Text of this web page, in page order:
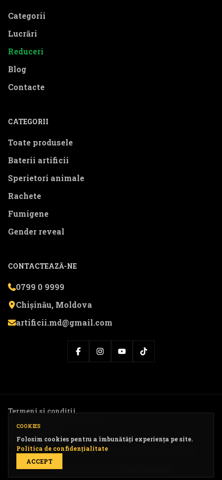
Categorii
Lucrări
Reduceri
Blog
Contacte
CATEGORII
Toate produsele
Baterii artificii
Sperietori animale
Rachete
Fumigene
Gender reveal
CONTACTEAZĂ-NE
0799 0 9999
Chișinău, Moldova
artificii.md@gmail.com
Termeni și condiții
Livrare și retur
Harta website-ului
© 2026 Artificii.md — Toate drepturile rezervate.
Website dezvoltat de
COOKIES
Folosim cookies pentru a îmbunătăți experiența pe site.
Politica de confidențialitate
ACCEPT